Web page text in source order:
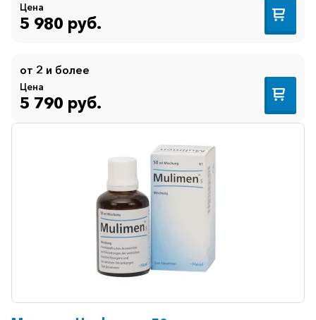
Цена
5 980 руб.
от 2 и более
Цена
5 790 руб.